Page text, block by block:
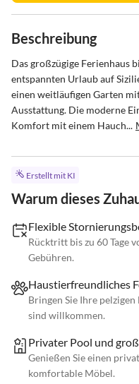
Beschreibung
Das großzügige Ferienhaus
entspannten Urlaub auf
einen weitläufigen Garten
Ausstattung. Die moderne
Komfort mit einem Hauch...
Erstellt mit KI
Warum dieses
Flexible
Rücktritt bis zu 60 Tage
Gebühren.
Haustierfreundliches
Bringen Sie Ihre
sind willkommen.
Privater Pool und
Genießen Sie einen
komfortable Möbel.